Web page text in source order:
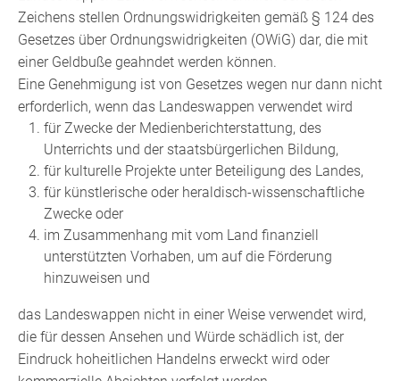
Zeichens stellen Ordnungswidrigkeiten gemäß § 124 des
Gesetzes über Ordnungswidrigkeiten (OWiG) dar, die mit
einer Geldbuße geahndet werden können.
Eine Genehmigung ist von Gesetzes wegen nur dann nicht
erforderlich, wenn das Landeswappen verwendet wird
für Zwecke der Medienberichterstattung, des
Unterrichts und der staatsbürgerlichen Bildung,
für kulturelle Projekte unter Beteiligung des Landes,
für künstlerische oder heraldisch-wissenschaftliche
Zwecke oder
im Zusammenhang mit vom Land finanziell
unterstützten Vorhaben, um auf die Förderung
hinzuweisen und
das Landeswappen nicht in einer Weise verwendet wird,
die für dessen Ansehen und Würde schädlich ist, der
Eindruck hoheitlichen Handelns erweckt wird oder